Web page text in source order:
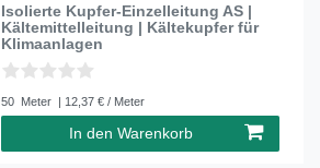
Isolierte Kupfer-Einzelleitung AS |
Kältemittelleitung | Kältekupfer für
Klimaanlagen
50 Meter | 12,37 € / Meter
In den Warenkorb